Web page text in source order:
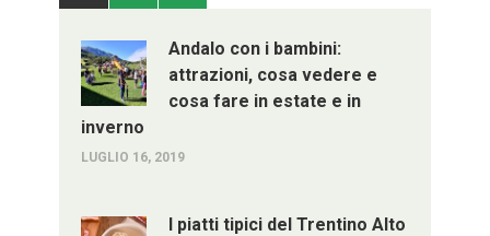
Andalo con i bambini:
attrazioni, cosa vedere e
cosa fare in estate e in
inverno
LUGLIO 16, 2019
I piatti tipici del Trentino Alto